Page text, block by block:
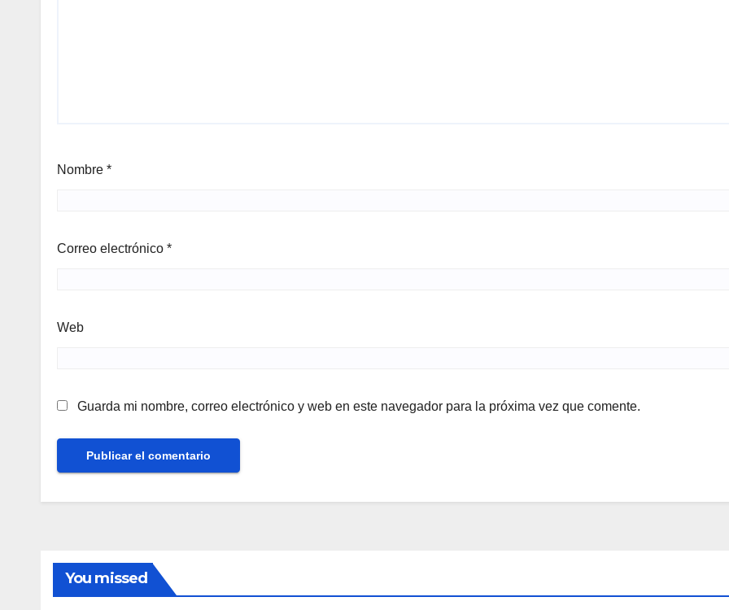
Nombre *
Correo electrónico *
Web
Guarda mi nombre, correo electrónico y web en este navegador para la próxima vez que comente.
You missed